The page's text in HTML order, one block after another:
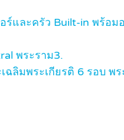
ร์และครัว Built-in พร้อ
พระราม3.
ลิมพระเกียรติ 6 รอบ พ